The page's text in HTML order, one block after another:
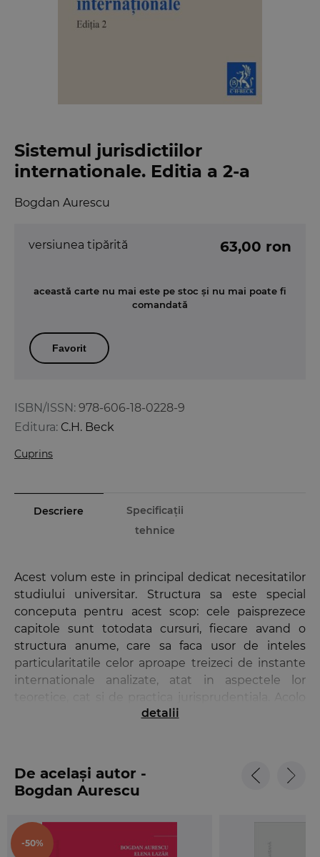
Sistemul jurisdictiilor
internationale. Editia a 2-a
Bogdan Aurescu
ISBN/ISSN: 978-606-18-0228-9
Editura: C.H. Beck
Cuprins
versiunea tipărită 63,00 ron
această carte nu mai este pe stoc și nu mai poate fi
comandată
Favorit
Descriere
Specificații
tehnice
Acest volum este in principal dedicat necesitatilor
studiului universitar. Structura sa este special
conceputa pentru acest scop: cele paisprezece
capitole sunt totodata cursuri, fiecare avand o
structura anume, care sa faca usor de inteles
particularitatile celor aproape treizeci de instante
internationale analizate, atat in aspectele lor
teoretice, cat si de practica jurisprudentiala. Acolo
unde este cazul, au fost puse in evidenta
constitutive, statute, reguli de procedura, spete
relevante, rezolutii ale organizatiilor internationale,
texte interesante de doctrina – care sa permita
constituie materialul didactic potrivit pentru
activitatile de seminar. Totodata, fiecare curs este
detalii
De același autor -
Bogdan Aurescu
-50%